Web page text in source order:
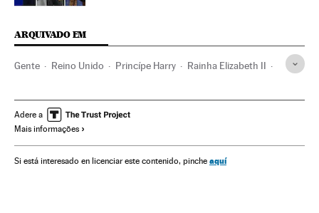
ARQUIVADO EM
Gente Reino Unido Princípe Harry Rainha Elizabeth II
Adere a
Mais informações
Si está interesado en licenciar este contenido, pinche aquí